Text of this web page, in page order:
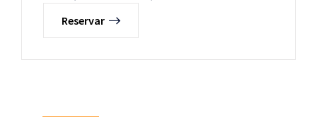
Reservar